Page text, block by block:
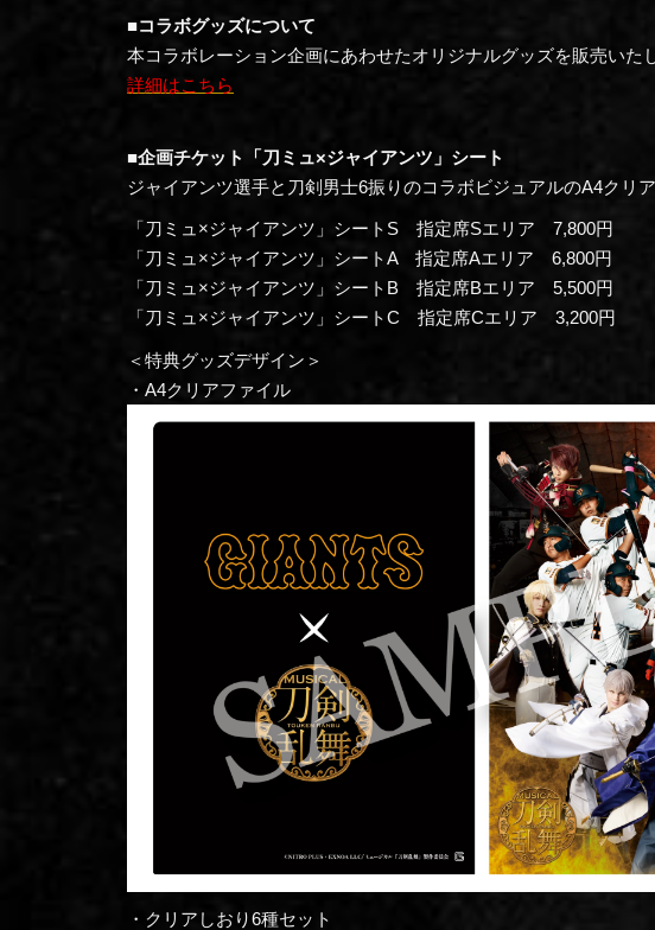
■コラボグッズについて
本コラボレーション企画にあわせたオリジナルグッズを販売いた
詳細はこちら
■企画チケット「刀ミュ×ジャイアンツ」シート
ジャイアンツ選手と刀剣男士6振りのコラボビジュアルのA4クリ
「刀ミュ×ジャイアンツ」シートS 指定席Sエリア 7,800円
「刀ミュ×ジャイアンツ」シートA 指定席Aエリア 6,800円
「刀ミュ×ジャイアンツ」シートB 指定席Bエリア 5,500円
「刀ミュ×ジャイアンツ」シートC 指定席Cエリア 3,200円
＜特典グッズデザイン＞
・A4クリアファイル
・クリアしおり6種セット